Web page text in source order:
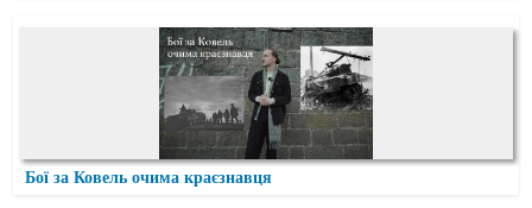
Бої за Ковель очима краєзнавця